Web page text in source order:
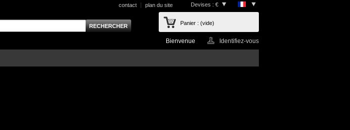
Devises : €
contact plan du site
Panier : (vide)
Bienvenue Identifiez-vous